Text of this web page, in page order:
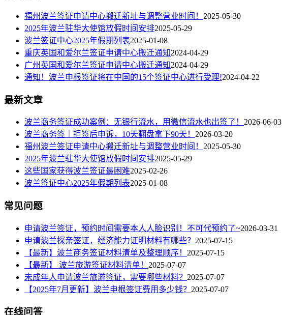
福州波兰签证申请中心搬迁新址与调整营业时间！ 2025-05-30
2025年波兰驻华大使馆放假时间安排2025-05-29
波兰签证中心2025年假期列表2025-01-08
重庆英国和爱尔兰签证申请中心搬迁通知2024-04-29
广州英国和爱尔兰签证申请中心搬迁通知2024-04-29
通知！波兰申根签证将在中国的15个签证中心进行受理!2024-04-22
最新文章
波兰商务签证成功案例：无银行流水，用微信流水也出签了！ 2026-06-03
波兰商务签｜拒签后申诉，10天翻盘拿下90天！ 2026-03-20
福州波兰签证申请中心搬迁新址与调整营业时间！ 2025-05-30
2025年波兰驻华大使馆放假时间安排2025-05-29
这些国家获得波兰签证最困难2025-02-26
波兰签证中心2025年假期列表2025-01-08
常见问题
申请波兰签证，预约时间需要本人人脸识别！不可代预约了~2026-03-31
申请波兰探亲签证，经济能力证明材料有哪些？ 2025-07-15
【最新】波兰商务签证材料清单及整理顺序！ 2025-07-15
【最新】 波兰旅游签证材料清单！ 2025-07-07
未成年人申请波兰旅游签证，需要哪些材料？ 2025-07-07
【2025年7月更新】波兰申根签证费用多少钱？ 2025-07-07
在线问答